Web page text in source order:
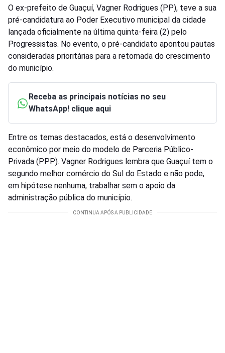
O ex-prefeito de Guaçuí, Vagner Rodrigues (PP), teve a sua
pré-candidatura ao Poder Executivo municipal da cidade
lançada oficialmente na última quinta-feira (2) pelo
Progressistas. No evento, o pré-candidato apontou pautas
consideradas prioritárias para a retomada do crescimento
do município.
Receba as principais notícias no seu
WhatsApp! clique aqui
Entre os temas destacados, está o desenvolvimento
econômico por meio do modelo de Parceria Público-
Privada (PPP). Vagner Rodrigues lembra que Guaçuí tem o
segundo melhor comércio do Sul do Estado e não pode,
em hipótese nenhuma, trabalhar sem o apoio da
administração pública do município.